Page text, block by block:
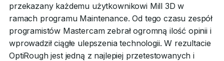
przekazany każdemu użytkownikowi Mill 3D w
ramach programu Maintenance. Od tego czasu zespół
programistów Mastercam zebrał ogromną ilość opinii i
wprowadził ciągłe ulepszenia technologii. W rezultacie
OptiRough jest jedną z najlepiej przetestowanych i